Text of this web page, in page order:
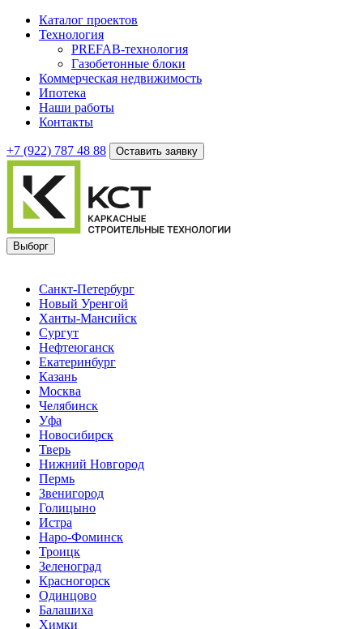
Каталог проектов
Технология
PREFAB-технология
Газобетонные блоки
Коммерческая недвижимость
Ипотека
Наши работы
Контакты
+7 (922) 787 48 88 Оставить заявку
Выборг
Санкт-Петербург
Новый Уренгой
Ханты-Мансийск
Сургут
Нефтеюганск
Екатеринбург
Казань
Москва
Челябинск
Уфа
Новосибирск
Тверь
Нижний Новгород
Пермь
Звенигород
Голицыно
Истра
Наро-Фоминск
Троицк
Зеленоград
Красногорск
Одинцово
Балашиха
Химки